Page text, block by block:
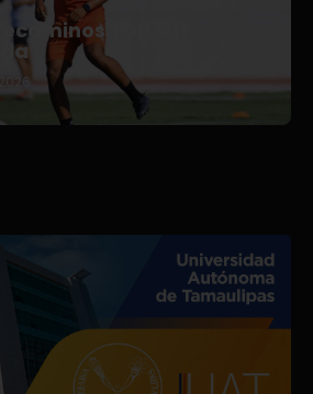
TDP su